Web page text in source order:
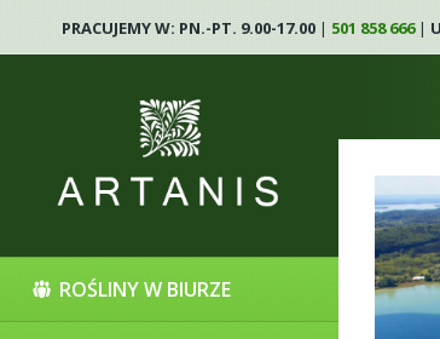
PRACUJEMY W: PN.-PT. 9.00-17.00 | 501 858 666|
ROŚLINY W BIURZE